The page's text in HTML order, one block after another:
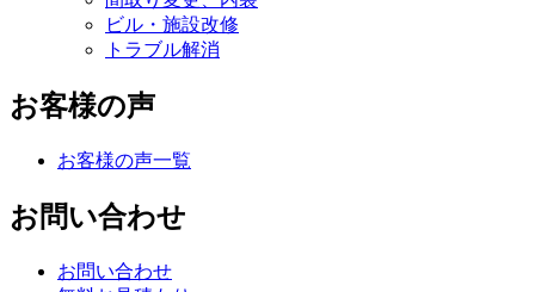
ビル・施設改修
トラブル解消
お客様の声
お客様の声一覧
お問い合わせ
お問い合わせ